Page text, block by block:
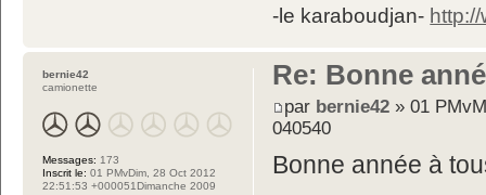
-le karaboudjan-
Re: Bonne
par bernie42 » 01
040540
Bonne année à
bernie42
camionette
Messages: 173
Inscrit le: 01 PMvDim, 28 Oct 2012
22:51:53 +000051Dimanche 2009